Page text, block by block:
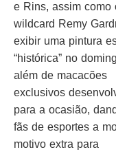
e Rins, assim como
wildcard Remy
exibir uma pintura
“histórica” no
além de macacões
exclusivos
para a ocasião,
fãs de esportes a
motivo extra para